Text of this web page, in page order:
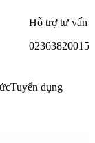
Hỗ trợ tư vấn
02363820015
Tuyển dụng